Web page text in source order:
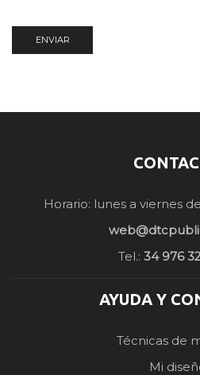
Horario: lunes a viernes
Tel.: 34 976
AYUDA Y
Técnicas de
Mi